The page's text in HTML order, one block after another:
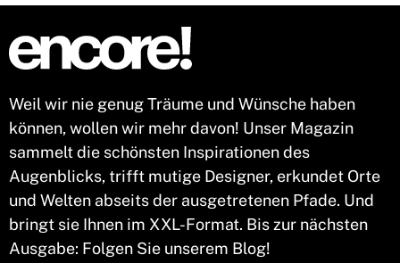
Weil wir nie genug Träume und Wünsche haben
können, wollen wir mehr davon! Unser Magazin
sammelt die schönsten Inspirationen des
Augenblicks, trifft mutige Designer, erkundet Orte
und Welten abseits der ausgetretenen Pfade. Und
bringt sie Ihnen im XXL-Format. Bis zur nächsten
Ausgabe: Folgen Sie unserem Blog!